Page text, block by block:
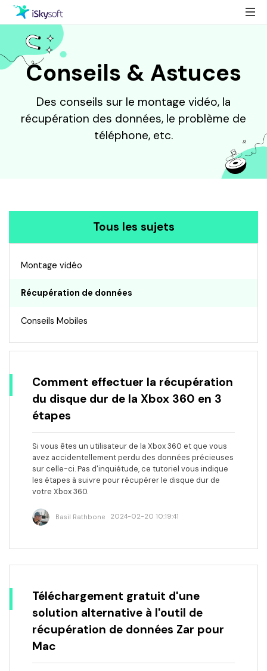
Multimédia
Multimédia
Office
Office
Utilitaire
Utilitaire
Conception
Support
Conseils & Astuces
Des conseils sur le montage vidéo, la
récupération des données, le problème de
téléphone, etc.
Tous les sujets
Montage vidéo
Récupération de données
Conseils Mobiles
Comment effectuer la récupération
du disque dur de la Xbox 360 en 3
étapes
Si vous êtes un utilisateur de la Xbox 360 et que vous
avez accidentellement perdu des données précieuses
sur celle-ci. Pas d'inquiétude, ce tutoriel vous indique
les étapes à suivre pour récupérer le disque dur de
votre Xbox 360.
Basil Rathbone 2024-02-20 10:19:41
Téléchargement gratuit d'une
solution alternative à l'outil de
récupération de données Zar pour
Mac